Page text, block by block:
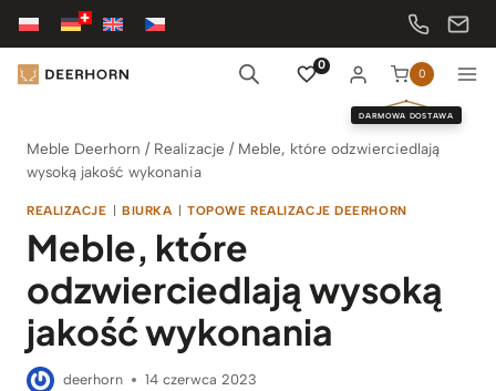
Przejdź
treści
0
0
DARMOWA DOSTAWA
Meble Deerhorn / Realizacje / Meble, które odzwierciedlają
wysoką jakość wykonania
REALIZACJE | BIURKA | TOPOWE REALIZACJE DEERHORN
Meble, które
odzwierciedlają wysoką
jakość wykonania
deerhorn 14 czerwca 2023